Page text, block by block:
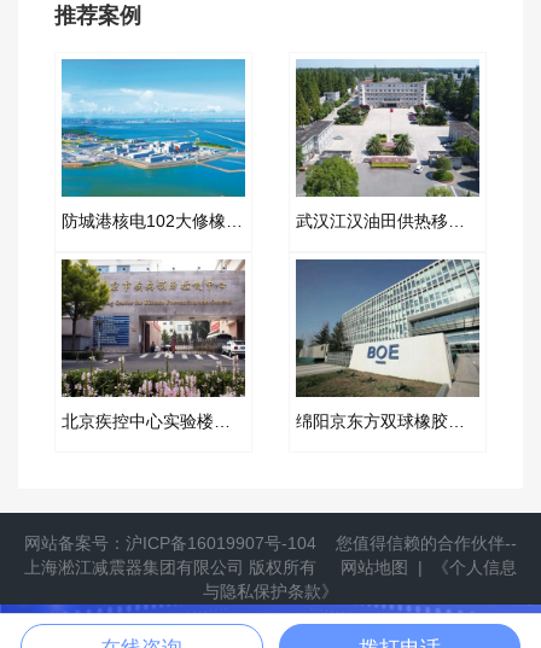
推荐案例
提供隔振方案
立即拨打
网站备案号： 沪ICP备16019907号-104
您值得信赖的合作伙伴--
上海淞江减震器集团有限公司 版权所有 网站地图 |
《个人信息
与隐私保护条款》